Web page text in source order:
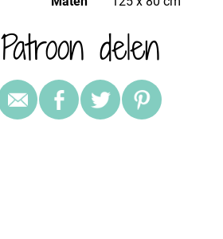
Patroon delen